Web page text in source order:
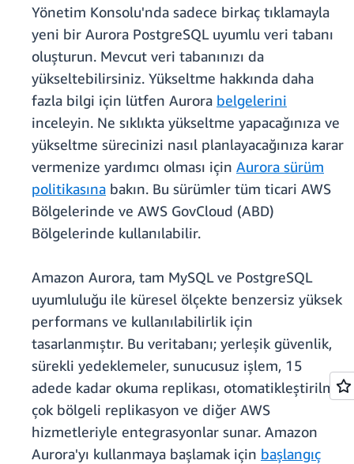
Yönetim Konsolu'nda sadece birkaç tıklamayla
yeni bir Aurora PostgreSQL uyumlu veri tabanı
oluşturun. Mevcut veri tabanınızı da
yükseltebilirsiniz. Yükseltme hakkında daha
fazla bilgi için lütfen Aurora belgelerini
inceleyin. Ne sıklıkta yükseltme yapacağınıza ve
yükseltme sürecinizi nasıl planlayacağınıza karar
vermenize yardımcı olması için Aurora sürüm
politikasına bakın. Bu sürümler tüm ticari AWS
Bölgelerinde ve AWS GovCloud (ABD)
Bölgelerinde kullanılabilir.
Amazon Aurora, tam MySQL ve PostgreSQL
uyumluluğu ile küresel ölçekte benzersiz yüksek
performans ve kullanılabilirlik için
tasarlanmıştır. Bu veritabanı; yerleşik güvenlik,
sürekli yedeklemeler, sunucusuz işlem, 15
adede kadar okuma replikası, otomatikleştirilmiş
çok bölgeli replikasyon ve diğer AWS
hizmetleriyle entegrasyonlar sunar. Amazon
Aurora'yı kullanmaya başlamak için başlangıç